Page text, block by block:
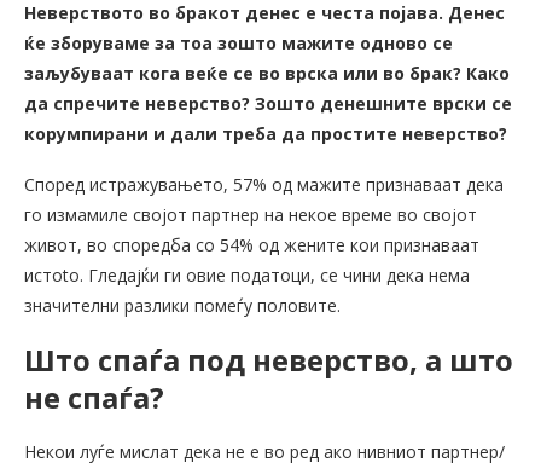
Неверството во бракот денес е честа појава. Денес
ќе зборуваме за тоа зошто мажите одново се
заљубуваат кога веќе се во врска или во брак? Како
да спречите неверство? Зошто денешните врски се
корумпирани и дали треба да простите неверство?
Според истражувањето, 57% од мажите признаваат дека
го измамиле својот партнер на некое време во својот
живот, во споредба со 54% од жените кои признаваат
истоto. Гледајќи ги овие податоци, се чини дека нема
значителни разлики помеѓу половите.
Што спаѓа под неверство, а што
не спаѓа?
Некои луѓе мислат дека не е во ред ако нивниот партнер/